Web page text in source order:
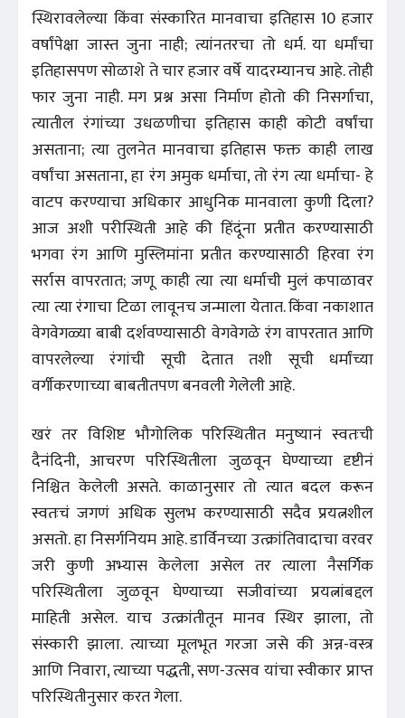
स्थिरावलेल्या किंवा संस्कारित मानवाचा इतिहास 10 हजार
वर्षांपेक्षा जास्त जुना नाही; त्यांनतरचा तो धर्म. या धर्मांचा
इतिहासपण सोळाशे ते चार हजार वर्षे यादरम्यानच आहे. तोही
फार जुना नाही. मग प्रश्न असा निर्माण होतो की निसर्गाचा,
त्यातील रंगांच्या उधळणीचा इतिहास काही कोटी वर्षांचा
असताना; त्या तुलनेत मानवाचा इतिहास फक्त काही लाख
वर्षांचा असताना, हा रंग अमुक धर्माचा, तो रंग त्या धर्माचा- हे
वाटप करण्याचा अधिकार आधुनिक मानवाला कुणी दिला?
आज अशी परीस्थिती आहे की हिंदूंना प्रतीत करण्यासाठी
भगवा रंग आणि मुस्लिमांना प्रतीत करण्यासाठी हिरवा रंग
सर्रास वापरतात; जणू काही त्या त्या धर्माची मुलं कपाळावर
त्या त्या रंगाचा टिळा लावूनच जन्माला येतात. किंवा नकाशात
वेगवेगळ्या बाबी दर्शवण्यासाठी वेगवेगळे रंग वापरतात आणि
वापरलेल्या रंगांची सूची देतात तशी सूची धर्मांच्या
वर्गीकरणाच्या बाबतीतपण बनवली गेलेली आहे.
खरं तर विशिष्ट भौगोलिक परिस्थितीत मनुष्यानं स्वतःची
दैनंदिनी, आचरण परिस्थितीला जुळवून घेण्याच्या दृष्टीनं
निश्चित केलेली असते. काळानुसार तो त्यात बदल करून
स्वतःचं जगणं अधिक सुलभ करण्यासाठी सदैव प्रयत्नशील
असतो. हा निसर्गनियम आहे. डार्विनच्या उत्क्रांतिवादाचा वरवर
जरी कुणी अभ्यास केलेला असेल तर त्याला नैसर्गिक
परिस्थितीला जुळवून घेण्याच्या सजीवांच्या प्रयत्नांबद्दल
माहिती असेल. याच उत्क्रांतीतून मानव स्थिर झाला, तो
संस्कारी झाला. त्याच्या मूलभूत गरजा जसे की अन्न-वस्त्र
आणि निवारा, त्याच्या पद्धती, सण-उत्सव यांचा स्वीकार प्राप्त
परिस्थितीनुसार करत गेला.